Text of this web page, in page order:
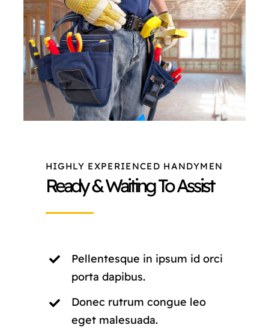
NORMAS ISO
CATÁLOGO
CONTACTO
HIGHLY EXPERIENCED HANDYMEN
Ready & Waiting To Assist
Pellentesque in ipsum id orci
porta dapibus.
Donec rutrum congue leo
eget malesuada.